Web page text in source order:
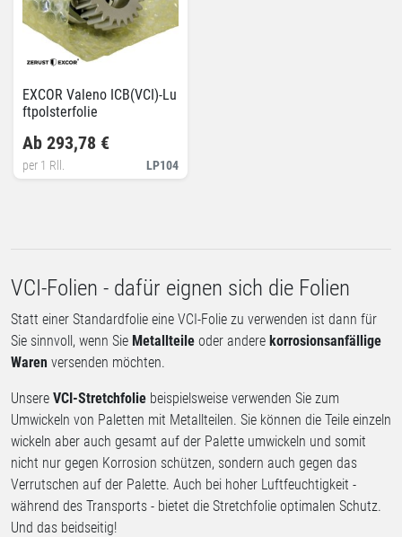
EXCOR Valeno ICB(VCI)-Lu
ftpolsterfolie
LP104
Ab 293,78 €
per 1 Rll.
VCI-Folien - dafür eignen sich die Folien
Statt einer Standardfolie eine VCI-Folie zu verwenden ist dann für
Sie sinnvoll, wenn Sie Metallteile oder andere korrosionsanfällige
Waren versenden möchten.
Unsere VCI-Stretchfolie beispielsweise verwenden Sie zum
Umwickeln von Paletten mit Metallteilen. Sie können die Teile einzeln
wickeln aber auch gesamt auf der Palette umwickeln und somit
nicht nur gegen Korrosion schützen, sondern auch gegen das
Verrutschen auf der Palette. Auch bei hoher Luftfeuchtigkeit -
während des Transports - bietet die Stretchfolie optimalen Schutz.
Und das beidseitig!